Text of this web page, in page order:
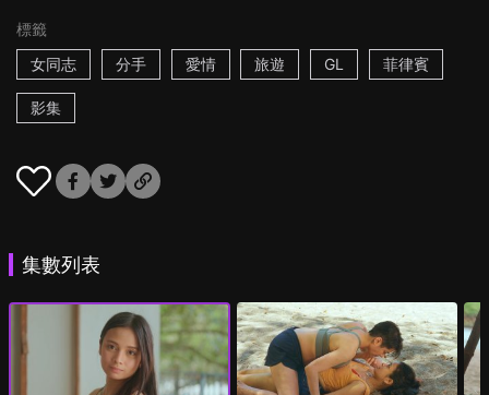
標籤
女同志
分手 愛情 旅遊 GL 菲律賓
影集
集數列表